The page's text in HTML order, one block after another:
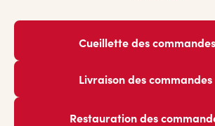
Cueillette des commandes
Livraison des commandes
Restauration des